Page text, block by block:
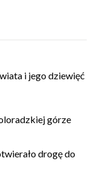
i jego dziewięć
górze
drogę do